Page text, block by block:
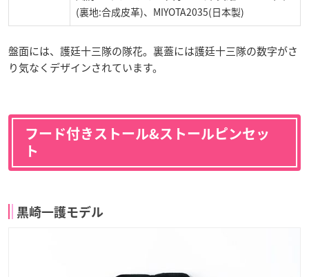
(裏地:合成皮革)、MIYOTA2035(日本製)
盤面には、護廷十三隊の隊花。裏蓋には護廷十三隊の数字がさ
り気なくデザインされています。
フード付きストール&ストールピンセッ
ト
黒崎一護モデル